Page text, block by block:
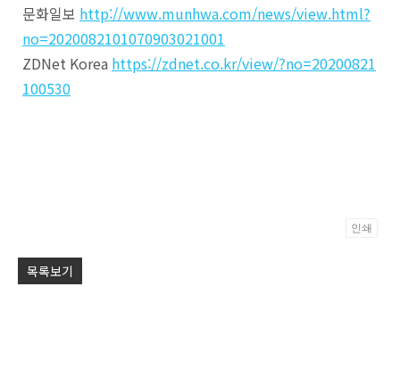
문화일보 http://www.munhwa.com/news/view.html?
no=2020082101070903021001
ZDNet Korea https://zdnet.co.kr/view/?no=20200821
100530
인쇄
목록보기